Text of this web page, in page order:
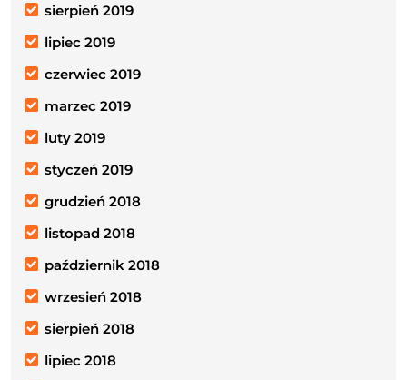
sierpień 2019
lipiec 2019
czerwiec 2019
marzec 2019
luty 2019
styczeń 2019
grudzień 2018
listopad 2018
październik 2018
wrzesień 2018
sierpień 2018
lipiec 2018